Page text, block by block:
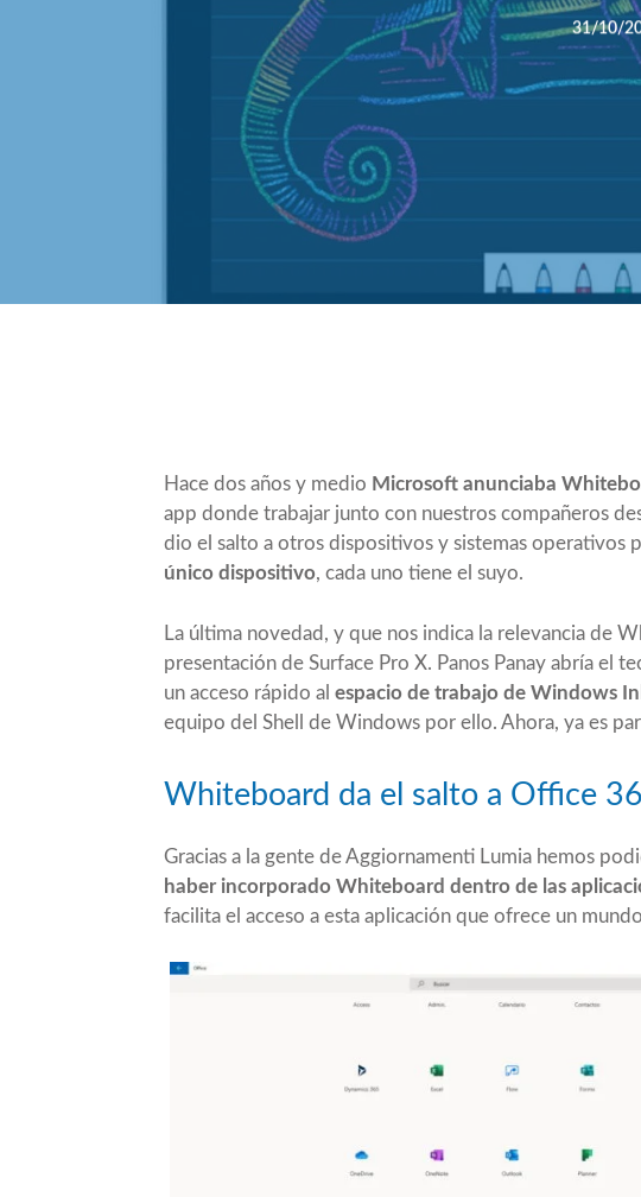
31/10/
Hace dos años y medio Microsoft anunciaba
app donde trabajar junto con nuestros compañeros
dio el salto a otros dispositivos y sistemas operativos
único dispositivo, cada uno tiene el suyo.
La última novedad, y que nos indica la relevancia de
presentación de Surface Pro X. Panos Panay abría el
un acceso rápido al espacio de trabajo de Windows
equipo del Shell de Windows por ello. Ahora, ya es
Whiteboard da el salto a Office
Gracias a la gente de Aggiornamenti Lumia hemos
haber incorporado Whiteboard dentro de las
facilita el acceso a esta aplicación que ofrece un